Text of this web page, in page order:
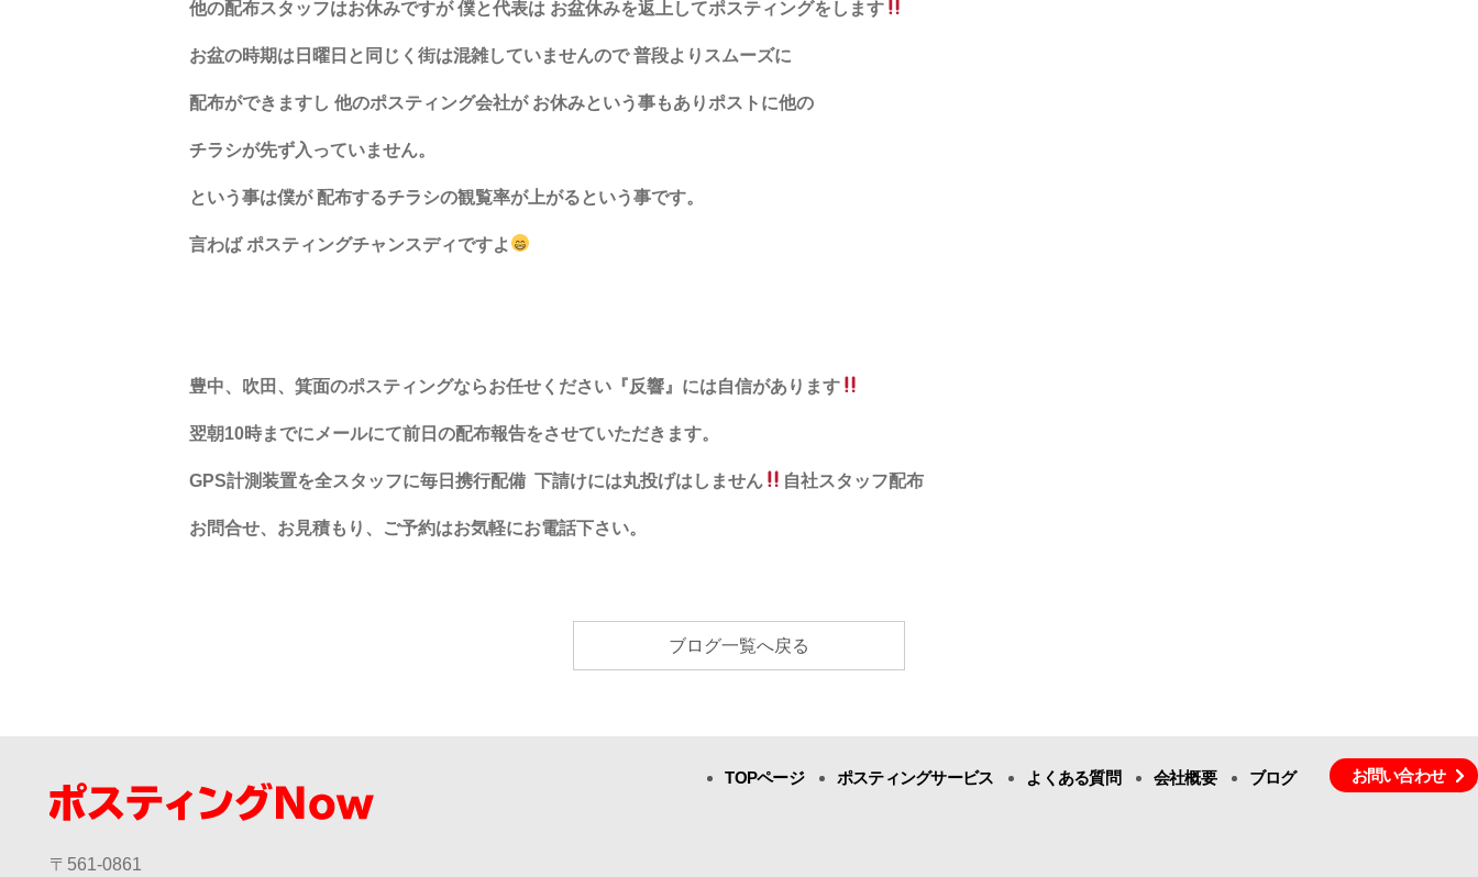
他の配布スタッフはお休みですが僕と代表は お盆休みを返上してポスティングをします
お盆の時期は 日曜日と同じく 街は混雑していませんので普段よりスムーズに
配布ができますし 他のポスティング会社が お休みという事もあり ポストに他の
チラシが先ず入っていません。
という事は僕が 配布するチラシの観覧率が上がるという事です。
言わば ポスティングチャンスディですよ
豊中、吹田、箕面のポスティングならお任せください『反響』には自信があります
翌朝10時までにメールにて前日の配布報告をさせていただきます。
GPS計測装置を全スタッフに毎日携行配備 下請けには丸投げはしません 自社スタッフ配布
お問合せ、お見積もり、ご予約はお気軽にお電話下さい。
ブログ一覧へ戻る
〒561-0861
TOPページ ポスティングサービス よくある質問 会社概要 ブログ お問い合わせ